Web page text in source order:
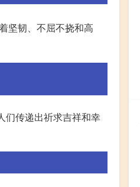
坚韧、不屈不挠和高
们传递出祈求吉祥和幸